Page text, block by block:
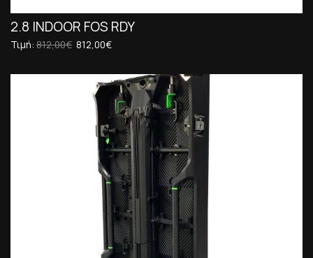
2.8 INDOOR FOS RDY
Τιμή: 812,00€ 812,00€